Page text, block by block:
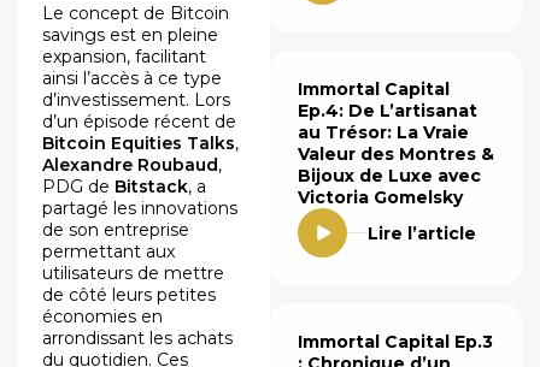
Le concept de Bitcoin
savings est en pleine
expansion, facilitant
ainsi l’accès à ce type
d’investissement. Lors
d’un épisode récent de
Bitcoin Equities Talks,
Alexandre Roubaud,
PDG de Bitstack, a
partagé les innovations
de son entreprise
permettant aux
utilisateurs de mettre
de côté leurs petites
économies en
arrondissant les achats
du quotidien. Ces
Immortal Capital
Ep.4: De L’artisanat
au Trésor: La Vraie
Valeur des Montres &
Bijoux de Luxe avec
Victoria Gomelsky
Lire l’article
Immortal Capital Ep.3